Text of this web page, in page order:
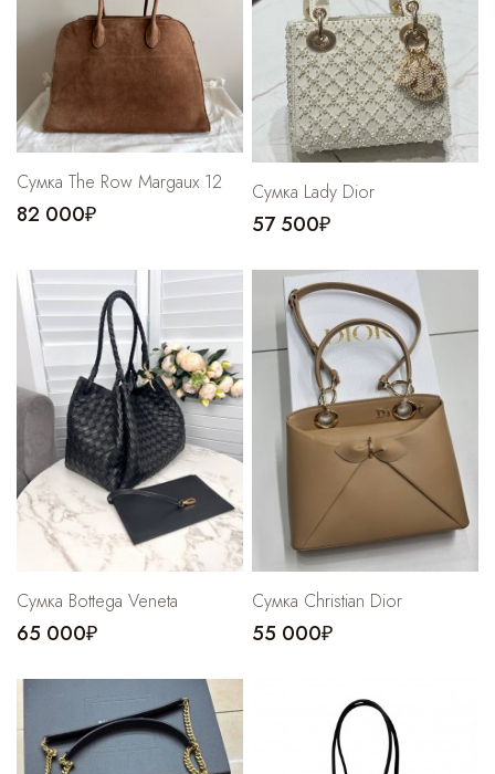
Сумка The Row Margaux 12
82 000₽
Сумка Lady Dior
57 500₽
Сумка Bottega Veneta
65 000₽
Сумка Christian Dior
55 000₽
Cпортивные брюки
Комбинезоны